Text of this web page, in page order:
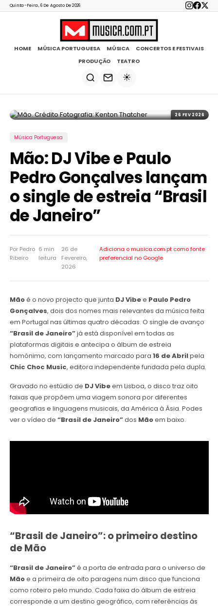
Quinta-Feira, 6 De Agosto De 2026
HOME MÚSICA PORTUGUESA MÚSICA
CONCERTOS E FESTIVAIS
PRODUÇÃO
TEATRO
☀️
26 FEV 2026
Música Portuguesa
Mão: DJ Vibe e Paulo
Pedro Gonçalves lançam
o single de estreia “Brasil
de Janeiro”
Por Pedro
Ribeiro
6 min
leitura
26 de
Fevereiro,
2026
Adiciona o musica.com.pt comofonte
preferencial no Google
Mãoé o novo projecto que junta DJ Vibee Paulo Pedro
Gonçalves, dois dos nomes mais relevantes da música feita
em Portugal nas últimas quatro décadas. O single de avanço
“Brasil de Janeiro”já está disponível em todas as
plataformas digitais e antecipa o álbum de estreia
homónimo, com lançamento marcado para 16 de Abrilpela
Chic Choc Music, editora independente fundada pela dupla.
Gravado no estúdio de DJ Vibeem Lisboa, o disco traz oito
faixas que propõem uma viagem sonora por diferentes
geografias e linguagens musicais, da América à Ásia. Podes
ver o vídeo de “Brasil de Janeiro”dos Mãoem baixo.
“Brasil de Janeiro”: o primeiro destino
de Mão
“Brasil de Janeiro”é a porta de entrada para o universo de
Mãoe a primeira de oito paragens num disco que funciona
como roteiro pelo mundo. Cada faixa do álbum de estreia
corresponde a um destino geográfico, com referências às